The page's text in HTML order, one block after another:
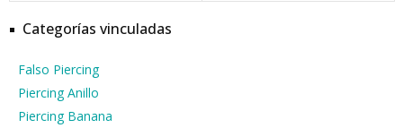
Categorías vinculadas
Falso Piercing
Piercing Anillo
Piercing Banana